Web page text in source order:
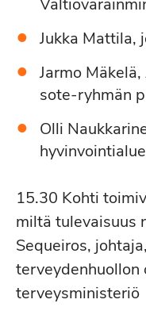
Jukka Mattila,
Jarmo
sote-ryhmän
Olli
15.30 Kohti
miltä tulevaisuus
Sequeiros,
terveydenhuollon
terveysministeriö